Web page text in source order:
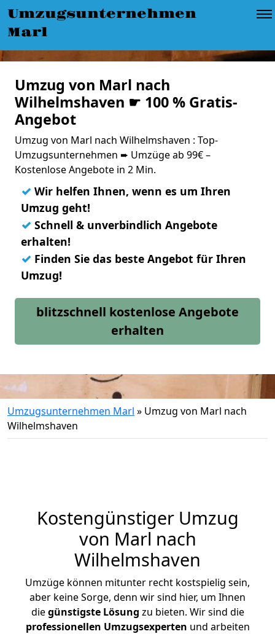
Umzugsunternehmen
Marl
Umzug von Marl nach
Wilhelmshaven ☛ 100 % Gratis-
Angebot
Umzug von Marl nach Wilhelmshaven : Top-
Umzugsunternehmen ➨ Umzüge ab 99€ –
Kostenlose Angebote in 2 Min.
✓ Wir helfen Ihnen, wenn es um Ihren
Umzug geht!
✓ Schnell & unverbindlich Angebote
erhalten!
✓ Finden Sie das beste Angebot für Ihren
Umzug!
blitzschnell kostenlose Angebote
erhalten
Umzugsunternehmen Marl » Umzug von Marl nach
Wilhelmshaven
Kostengünstiger Umzug
von Marl nach
Wilhelmshaven
Umzüge können mitunter recht kostspielig sein,
aber keine Sorge, denn wir sind hier, um Ihnen
diegünstigste Lösung zu bieten. Wir sind die
professionellen Umzugsexperten und arbeiten